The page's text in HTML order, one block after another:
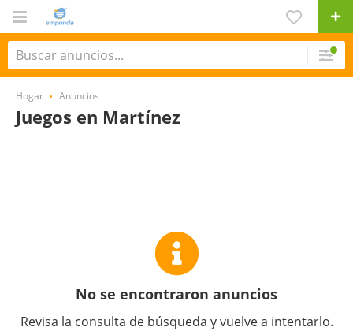
Hogar Anuncios
Juegos en Martínez
No se encontraron anuncios
Revisa la consulta de búsqueda y vuelve a intentarlo.